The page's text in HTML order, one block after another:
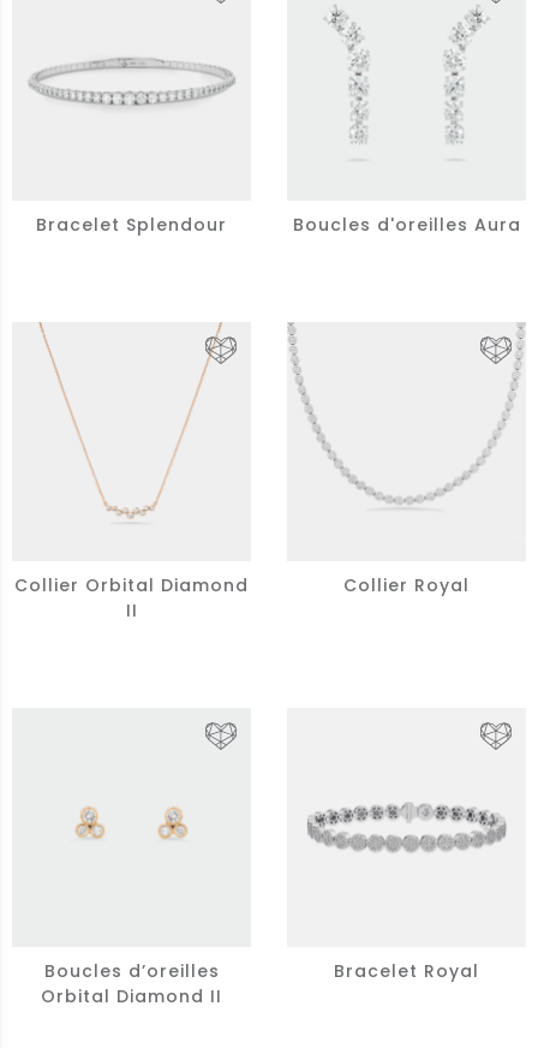
Bracelet Splendour Boucles d'oreilles Aura
Collier Orbital Diamond
II
Collier Royal
Boucles d’oreilles
Orbital Diamond II
Bracelet Royal